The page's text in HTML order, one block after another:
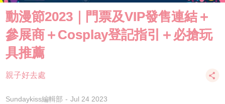
動漫節2023｜門票及VIP發售連結＋
參展商＋Cosplay登記指引＋必搶玩
具推薦
親子好去處
Sundaykiss編輯部 Jul 24 2023